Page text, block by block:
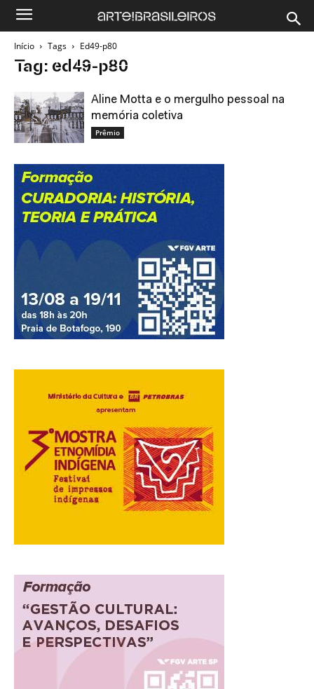
Início Tags Ed49-p80
Tag: ed49-p80
Aline Motta e o mergulho pessoal na
memória coletiva
Prêmio